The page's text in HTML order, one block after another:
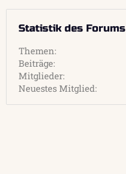
Statistik des Forums
Themen
Beiträge
Mitglieder
Neuestes Mitglied